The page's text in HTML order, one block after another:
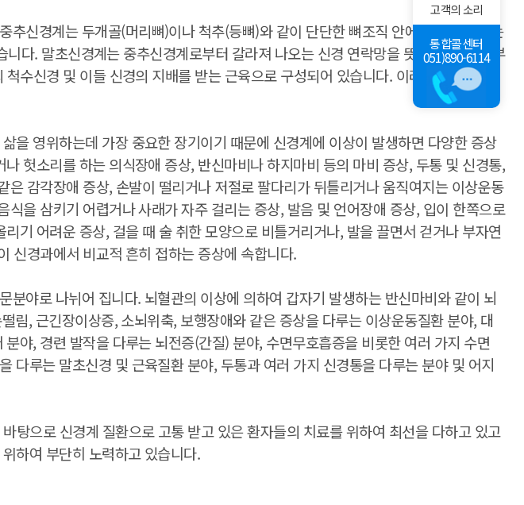
신경계는 두개골(머리뼈)이나 척추(등뼈)와 같이 단단한 뼈조직 안에 보호받고 있는
다. 말초신경계는 중추신경계로부터 갈라져 나오는 신경 연락망을 뜻하는데, 머리 부
수신경 및 이들 신경의 지배를 받는 근육으로 구성되어 있습니다. 이러한 신경계에
을 영위하는데 가장 중요한 장기이기 때문에 신경계에 이상이 발생하면 다양한 증상
헛소리를 하는 의식장애 증상, 반신마비나 하지마비 등의 마비 증상, 두통 및 신경통,
감각장애 증상, 손발이 떨리거나 저절로 팔다리가 뒤틀리거나 움직여지는 이상운동
을 삼키기 어렵거나 사래가 자주 걸리는 증상, 발음 및 언어장애 증상, 입이 한쪽으로
기 어려운 증상, 걸을 때 술 취한 모양으로 비틀거리거나, 발을 끌면서 걷거나 부자연
신경과에서 비교적 흔히 접하는 증상에 속합니다.
야로 나뉘어 집니다. 뇌혈관의 이상에 의하여 갑자기 발생하는 반신마비와 같이 뇌
림, 근긴장이상증, 소뇌위축, 보행장애와 같은 증상을 다루는 이상운동질환 분야, 대
야, 경련 발작을 다루는 뇌전증(간질) 분야, 수면무호흡증을 비롯한 여러 가지 수면
다루는 말초신경 및 근육질환 분야, 두통과 여러 가지 신경통을 다루는 분야 및 어지
탕으로 신경계 질환으로 고통 받고 있은 환자들의 치료를 위하여 최선을 다하고 있고
하여 부단히 노력하고 있습니다.
고객의 소리
통합콜센터
051)890-6114